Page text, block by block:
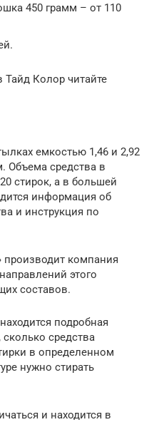
450 грамм – от 110
Тайд Колор читайте
емкостью 1,46 и 2,92
Объема средства в
стирок, а в большей
информация об
и инструкция по
производит компания
этого
составов.
подробная
средства
в определенном
нужно стирать
и находится в